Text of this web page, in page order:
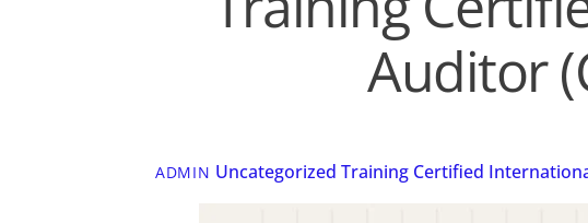
Auditor
ADMIN Uncategorized Training Certified